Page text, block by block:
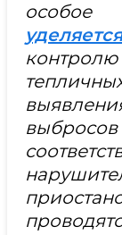
уделяется